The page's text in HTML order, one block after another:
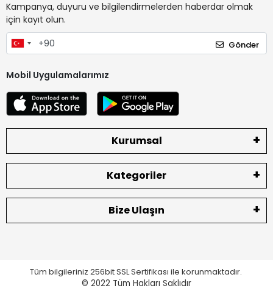
Kampanya, duyuru ve bilgilendirmelerden haberdar olmak
için kayıt olun.
Gönder
Mobil Uygulamalarımız
Kurumsal
Kategoriler
Bize Ulaşın
Tüm bilgileriniz 256bit SSL Sertifikası ile korunmaktadır.
© 2022 Tüm Hakları Saklıdır